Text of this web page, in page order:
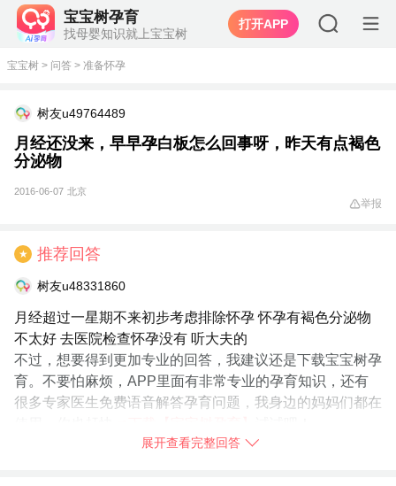
宝宝树孕育
找母婴知识就上宝宝树
打开APP
宝宝树 > 问答 > 准备怀孕
树友u49764489
月经还没来，早早孕白板怎么回事呀，昨天有点褐色
分泌物
2016-06-07 北京
举报
★ 推荐回答
树友u48331860
月经超过一星期不来初步考虑排除怀孕 怀孕有褐色分泌物
不太好 去医院检查怀孕没有 听大夫的
不过，想要得到更加专业的回答，我建议还是下载宝宝树孕
育。不要怕麻烦，APP里面有非常专业的孕育知识，还有
很多专家医生免费语音解答孕育问题，我身边的妈妈们都在
展开查看完整回答